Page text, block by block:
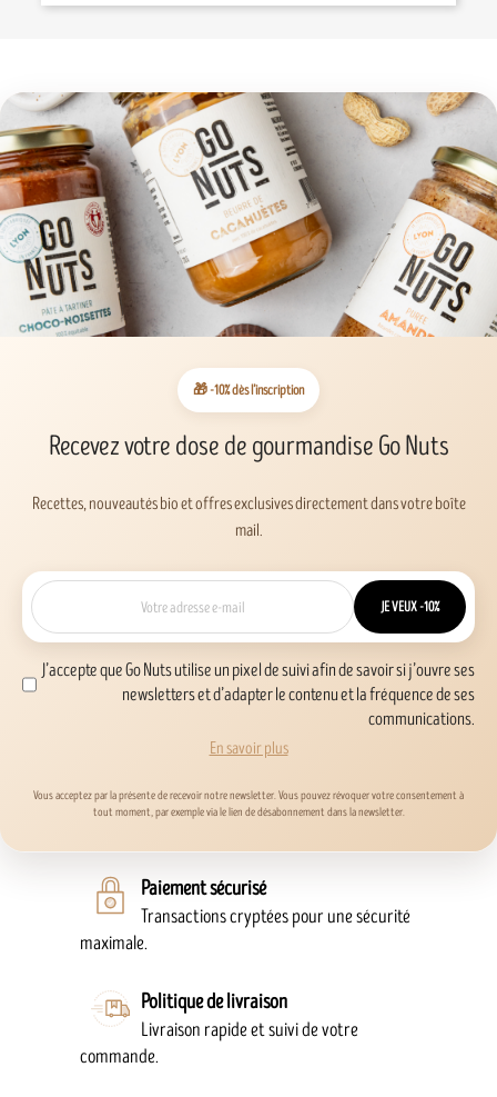
🎁 -10% dès l’inscription
Recevez votre dose de gourmandise Go Nuts
Recettes, nouveautés bio et offres exclusives directement dans votre boîte
mail.
JE VEUX -10%
J’accepte que Go Nuts utilise un pixel de suivi afin de savoir si j’ouvre ses
newsletters et d’adapter le contenu et la fréquence de ses
communications.
En savoir plus
Vous acceptez par la présente de recevoir notre newsletter. Vous pouvez révoquer votre consentement à
tout moment, par exemple via le lien de désabonnement dans la newsletter.
Paiement sécurisé
Transactions cryptées pour une sécurité
maximale.
Politique de livraison
Livraison rapide et suivi de votre
commande.